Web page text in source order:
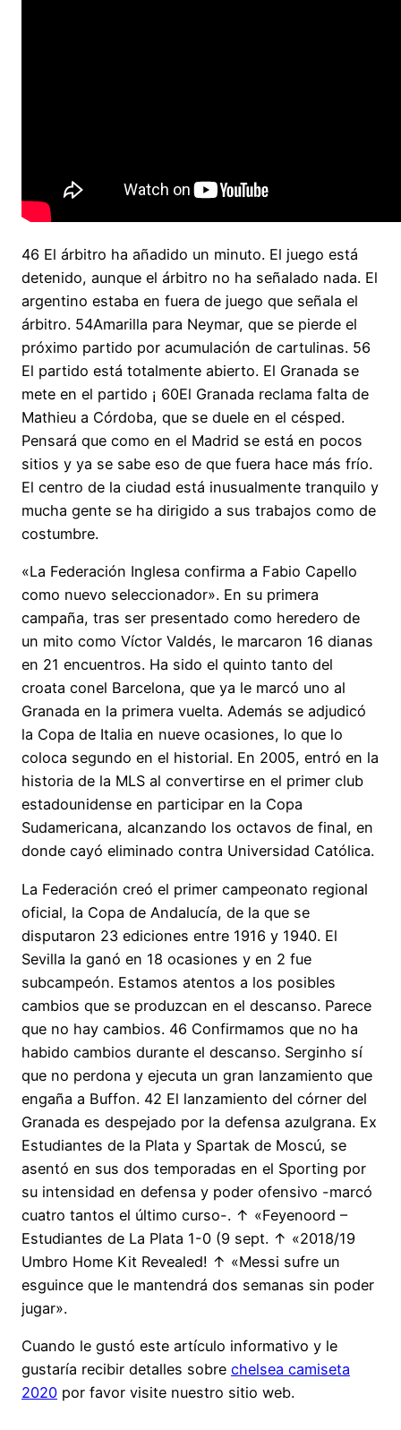
46 El árbitro ha añadido un minuto. El juego está
detenido, aunque el árbitro no ha señalado nada. El
argentino estaba en fuera de juego que señala el
árbitro. 54Amarilla para Neymar, que se pierde el
próximo partido por acumulación de cartulinas. 56
El partido está totalmente abierto. El Granada se
mete en el partido ¡ 60El Granada reclama falta de
Mathieu a Córdoba, que se duele en el césped.
Pensará que como en el Madrid se está en pocos
sitios y ya se sabe eso de que fuera hace más frío.
El centro de la ciudad está inusualmente tranquilo y
mucha gente se ha dirigido a sus trabajos como de
costumbre.
«La Federación Inglesa confirma a Fabio Capello
como nuevo seleccionador». En su primera
campaña, tras ser presentado como heredero de
un mito como Víctor Valdés, le marcaron 16 dianas
en 21 encuentros. Ha sido el quinto tanto del
croata conel Barcelona, que ya le marcó uno al
Granada en la primera vuelta. Además se adjudicó
la Copa de Italia en nueve ocasiones, lo que lo
coloca segundo en el historial. En 2005, entró en la
historia de la MLS al convertirse en el primer club
estadounidense en participar en la Copa
Sudamericana, alcanzando los octavos de final, en
donde cayó eliminado contra Universidad Católica.
La Federación creó el primer campeonato regional
oficial, la Copa de Andalucía, de la que se
disputaron 23 ediciones entre 1916 y 1940. El
Sevilla la ganó en 18 ocasiones y en 2 fue
subcampeón. Estamos atentos a los posibles
cambios que se produzcan en el descanso. Parece
que no hay cambios. 46 Confirmamos que no ha
habido cambios durante el descanso. Serginho sí
que no perdona y ejecuta un gran lanzamiento que
engaña a Buffon. 42 El lanzamiento del córner del
Granada es despejado por la defensa azulgrana. Ex
Estudiantes de la Plata y Spartak de Moscú, se
asentó en sus dos temporadas en el Sporting por
su intensidad en defensa y poder ofensivo -marcó
cuatro tantos el último curso-. ↑ «Feyenoord –
Estudiantes de La Plata 1-0 (9 sept. ↑ «2018/19
Umbro Home Kit Revealed! ↑ «Messi sufre un
esguince que le mantendrá dos semanas sin poder
jugar».
Cuando le gustó este artículo informativo y le
gustaría recibir detalles sobre chelsea camiseta
2020 por favor visite nuestro sitio web.